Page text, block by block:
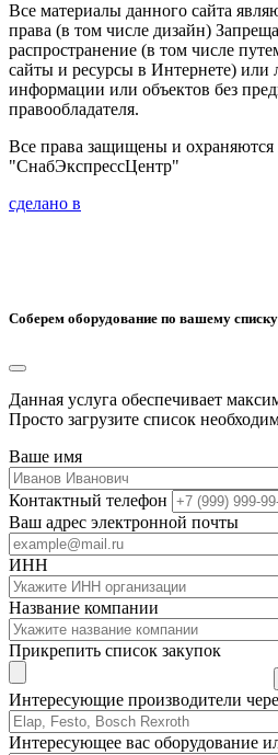
Все материалы данного сайта
права (в том числе дизайн)
распространение (в том числе
сайты и ресурсы в Интернете) или
информации или объектов без
правообладателя.
Все права защищены и
"СнабЭкспрессЦентр"
сделано в
Соберем оборудование по вашему
Данная услуга обеспечивает
Просто загрузите список
Ваше имя
Контактный телефон
Ваш адрес электронной почты
ИНН
Название компании
Прикрепить список закупок
Интересующие производители
Интересующее вас оборудование